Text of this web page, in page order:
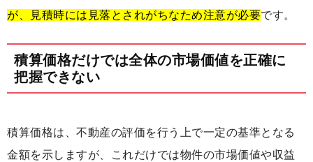
が、見積時には見落とされがちなため注意が必要です。
積算価格だけでは全体の市場価値を正確に
把握できない
積算価格は、不動産の評価を行う上で一定の基準となる
金額を示しますが、これだけでは物件の市場価値や収益